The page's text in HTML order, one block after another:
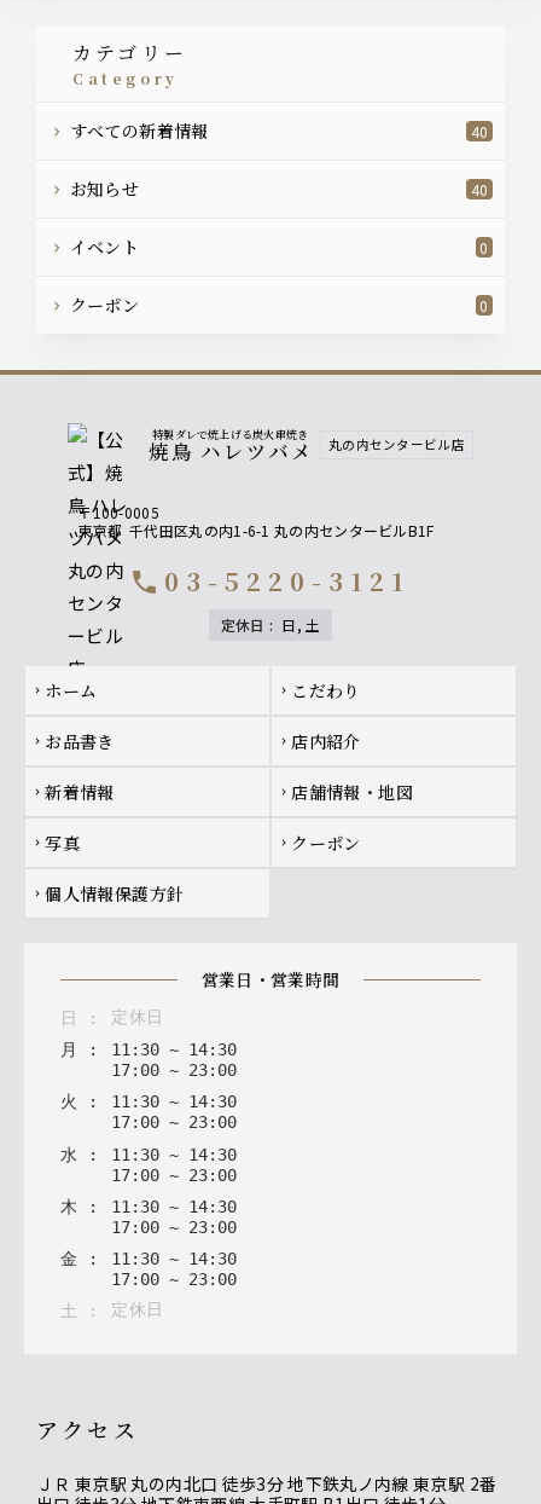
カテゴリー
category
すべての新着情報 40
お知らせ 40
イベント 0
クーポン 0
特製ダレで焼上げる炭火串焼き
焼鳥 ハレツバメ 丸の内センタービル店
〒100-0005
東京都 千代田区丸の内1-6-1 丸の内センタービルB1F
call 03-5220-3121
定休日 : 日, 土
Footer navigation
chevron_right ホーム chevron_right こだわり
chevron_right お品書き chevron_right 店内紹介
chevron_right 新着情報 chevron_right 店舗情報・地図
chevron_right 写真 chevron_right クーポン
chevron_right 個人情報保護方針
営業日・営業時間
日 :
定休日
月
: 11: 30 ~ 14: 30
17: 00 ~ 23: 00
火
: 11: 30 ~ 14: 30
17: 00 ~ 23: 00
水 : 11 : 30 ~ 14: 30
17: 00 ~ 23: 00
木 : 11 : 30 ~ 14: 30
17: 00 ~ 23: 00
金 : 11 : 30 ~ 14: 30
17: 00 ~ 23: 00
土
: 定休日
アクセス
ＪＲ 東京駅 丸の内北口 徒歩3分 地下鉄丸ノ内線 東京駅 2番